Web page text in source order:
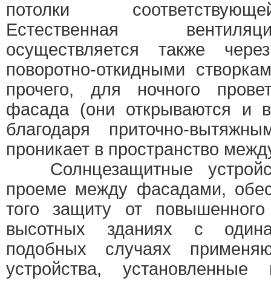
потолки
Естественная
осуществляется также
поворотно-откидными
прочего, для ночного
фасада (они открываются и
благодаря приточно-
проникает в пространство
Солнцезащитные
проеме между фасадами,
того защиту от
высотных зданиях с
подобных случаях
устройства,